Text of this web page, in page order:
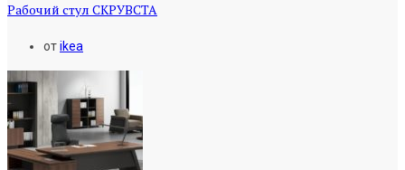
Рабочий стул СКРУВСТА
отikea